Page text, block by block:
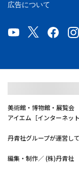
広告について
美術館・博物館・展覧会
アイエム［インターネッ
丹青社グループが運営し
編集・制作／ (株)丹青社